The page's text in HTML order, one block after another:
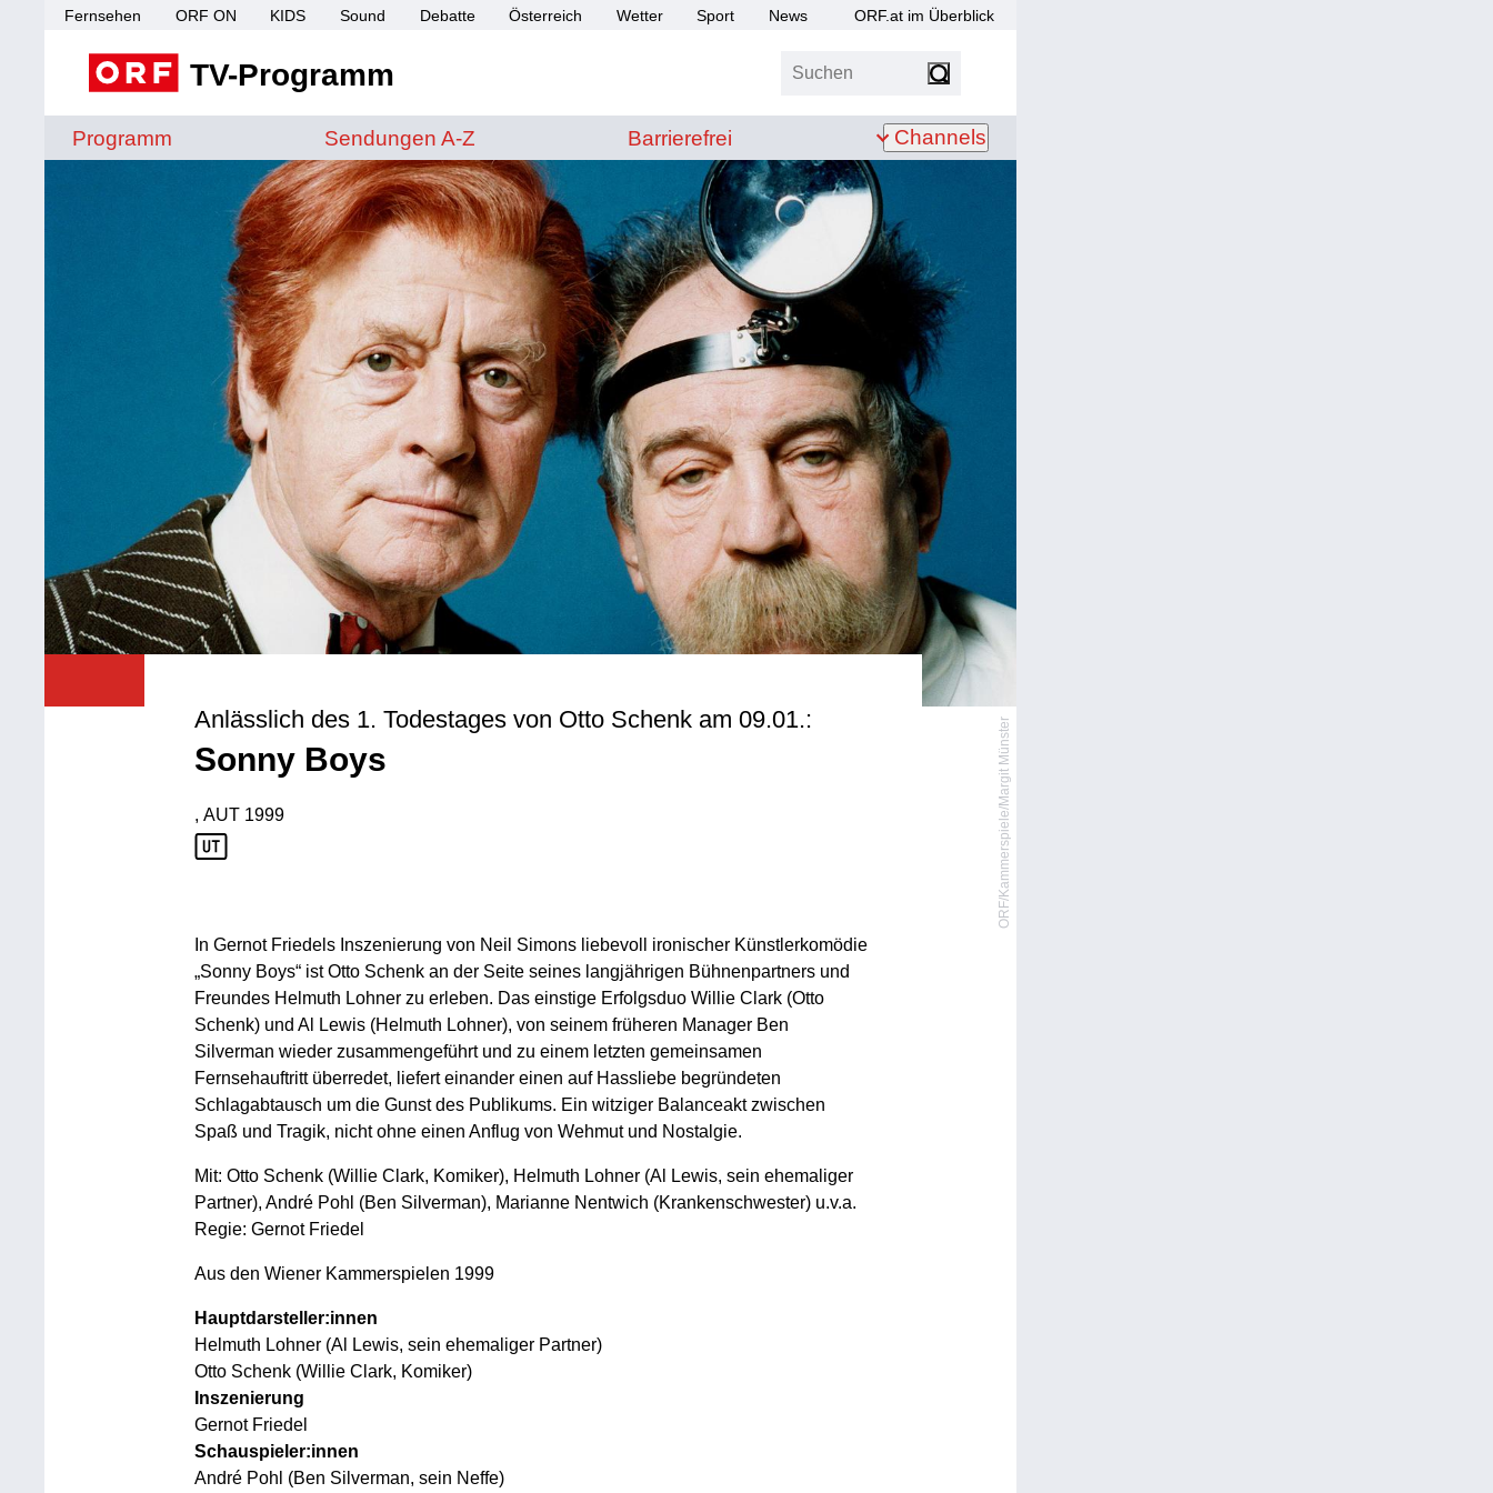
Fernsehen ORF ON KIDS Sound Debatte Österreich Wetter Sport News ORF.at im Überblick
TV-Programm Suchen
Programm Sendungen von A bis Z
Sendungen A-Z Barrierefrei
Barrierefrei Channels
ORF/Kammerspiele/Margit Münster
Anlässlich des 1. Todestages von Otto Schenk am 09.01.:
Sonny Boys
Produktionsland: AUT
, AUT
Produktionsjahr: 1999
1999
In Gernot Friedels Inszenierung von Neil Simons liebevoll ironischer Künstlerkomödie
„Sonny Boys“ ist Otto Schenk an der Seite seines langjährigen Bühnenpartners und
Freundes Helmuth Lohner zu erleben. Das einstige Erfolgsduo Willie Clark (Otto
Schenk) und Al Lewis (Helmuth Lohner), von seinem früheren Manager Ben
Silverman wieder zusammengeführt und zu einem letzten gemeinsamen
Fernsehauftritt überredet, liefert einander einen auf Hassliebe begründeten
Schlagabtausch um die Gunst des Publikums. Ein witziger Balanceakt zwischen
Spaß und Tragik, nicht ohne einen Anflug von Wehmut und Nostalgie.
Mit: Otto Schenk (Willie Clark, Komiker), Helmuth Lohner (Al Lewis, sein ehemaliger
Partner), André Pohl (Ben Silverman), Marianne Nentwich (Krankenschwester) u.v.a.
Regie: Gernot Friedel
Aus den Wiener Kammerspielen 1999
Hauptdarsteller:innen
Helmuth Lohner (Al Lewis, sein ehemaliger Partner)
Otto Schenk (Willie Clark, Komiker)
Inszenierung
Gernot Friedel
Schauspieler:innen
André Pohl (Ben Silverman, sein Neffe)